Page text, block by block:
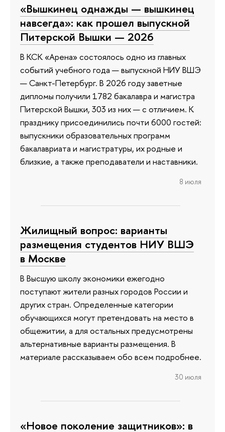
«Вышкинец однажды — вышкинец
навсегда»: как прошел выпускной
Питерской Вышки — 2026
В КСК «Арена» состоялось одно из главных
событий учебного года — выпускной НИУ ВШЭ
— Санкт-Петербург. В 2026 году заветные
дипломы получили 1782 бакалавра и магистра
Питерской Вышки, 303 из них — с отличием. К
празднику присоединились почти 6000 гостей:
выпускники образовательных программ
бакалавриата и магистратуры, их родные и
близкие, а также преподаватели и наставники.
8 июля
Жилищный вопрос: варианты
размещения студентов НИУ ВШЭ
в Москве
В Высшую школу экономики ежегодно
поступают жители разных городов России и
других стран. Определенные категории
обучающихся могут претендовать на место в
общежитии, а для остальных предусмотрены
альтернативные варианты размещения. В
материале рассказываем обо всем подробнее.
30 июля
«Новое поколение защитников»: в